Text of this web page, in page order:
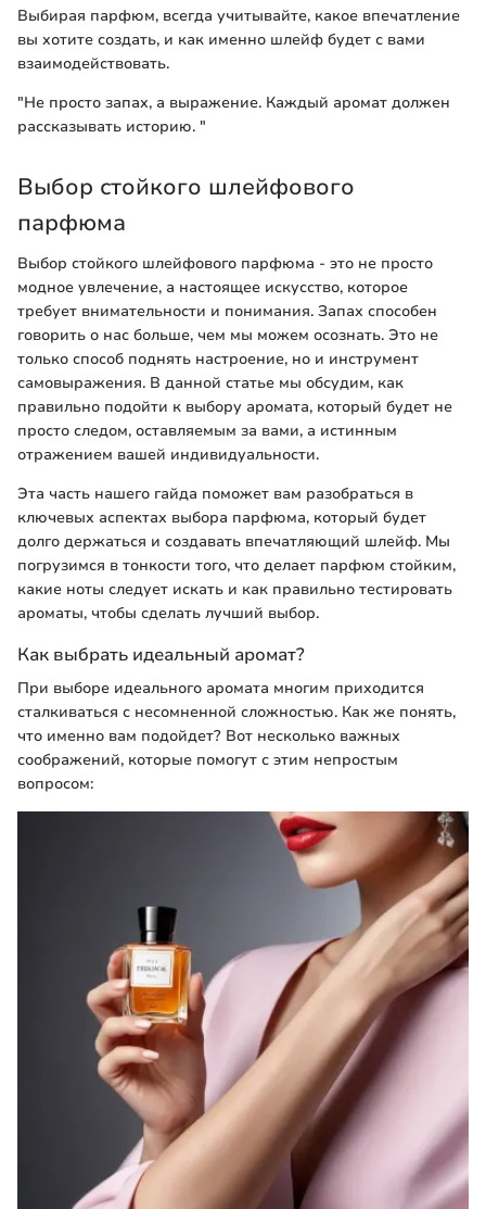
Выбирая парфюм, всегда учитывайте, какое впечатление
вы хотите создать, и как именно шлейф будет с вами
взаимодействовать.
"Не просто запах, а выражение. Каждый аромат должен
рассказывать историю. "
Выбор стойкого шлейфового
парфюма
Выбор стойкого шлейфового парфюма - это не просто
модное увлечение, а настоящее искусство, которое
требует внимательности и понимания. Запах способен
говорить о нас больше, чем мы можем осознать. Это не
только способ поднять настроение, но и инструмент
самовыражения. В данной статье мы обсудим, как
правильно подойти к выбору аромата, который будет не
просто следом, оставляемым за вами, а истинным
отражением вашей индивидуальности.
Эта часть нашего гайда поможет вам разобраться в
ключевых аспектах выбора парфюма, который будет
долго держаться и создавать впечатляющий шлейф. Мы
погрузимся в тонкости того, что делает парфюм стойким,
какие ноты следует искать и как правильно тестировать
ароматы, чтобы сделать лучший выбор.
Как выбрать идеальный аромат?
При выборе идеального аромата многим приходится
сталкиваться с несомненной сложностью. Как же понять,
что именно вам подойдет? Вот несколько важных
соображений, которые помогут с этим непростым
вопросом: